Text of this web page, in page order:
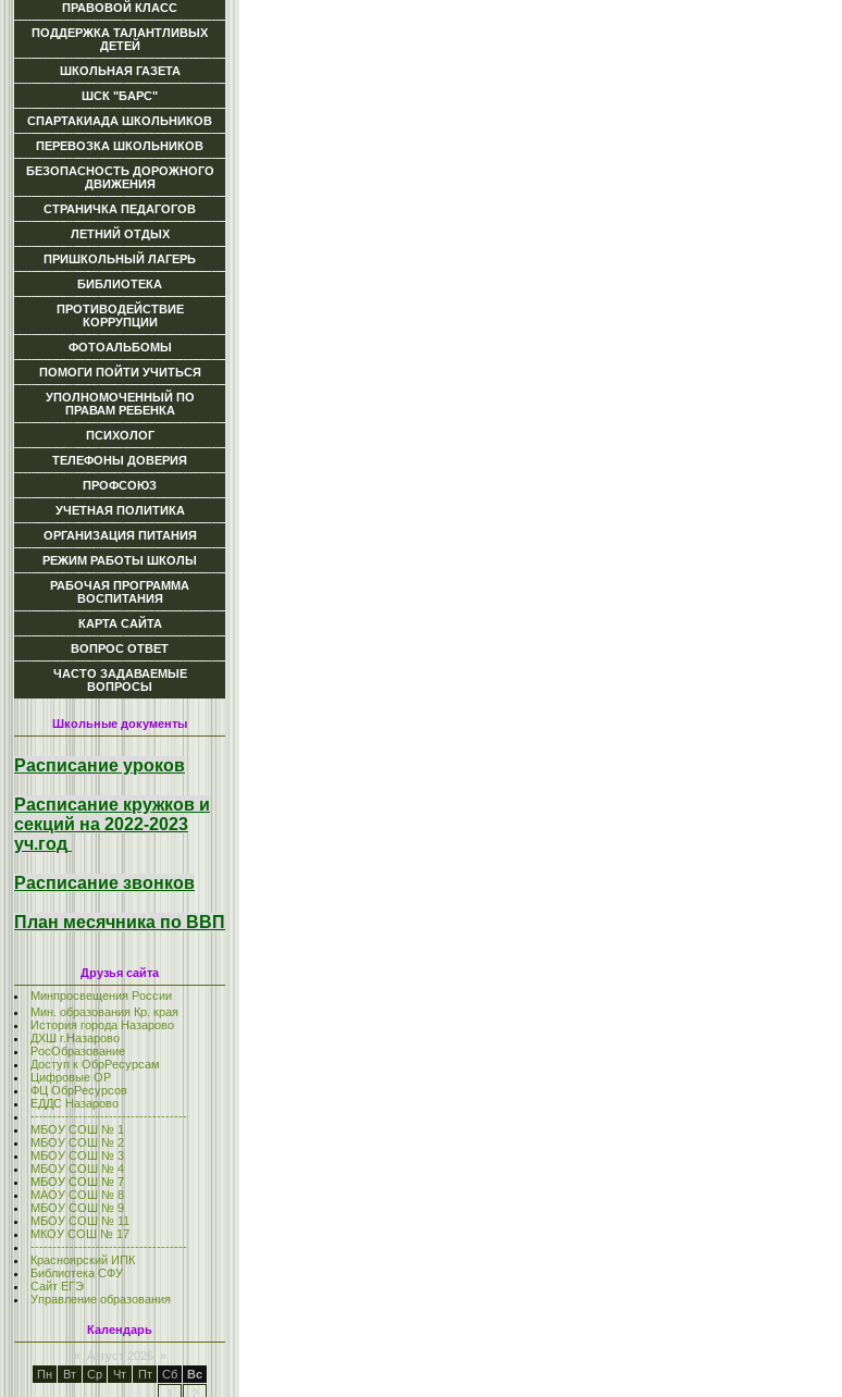
ПРАВОВОЙ КЛАСС
ПОДДЕРЖКА ТАЛАНТЛИВЫХ
ДЕТЕЙ
ШКОЛЬНАЯ ГАЗЕТА
ШСК "БАРС"
СПАРТАКИАДА ШКОЛЬНИКОВ
ПЕРЕВОЗКА ШКОЛЬНИКОВ
БЕЗОПАСНОСТЬ ДОРОЖНОГО
ДВИЖЕНИЯ
СТРАНИЧКА ПЕДАГОГОВ
ЛЕТНИЙ ОТДЫХ
ПРИШКОЛЬНЫЙ ЛАГЕРЬ
БИБЛИОТЕКА
ПРОТИВОДЕЙСТВИЕ
КОРРУПЦИИ
ФОТОАЛЬБОМЫ
ПОМОГИ ПОЙТИ УЧИТЬСЯ
УПОЛНОМОЧЕННЫЙ ПО
ПРАВАМ РЕБЕНКА
ПСИХОЛОГ
ТЕЛЕФОНЫ ДОВЕРИЯ
ПРОФСОЮЗ
УЧЕТНАЯ ПОЛИТИКА
ОРГАНИЗАЦИЯ ПИТАНИЯ
РЕЖИМ РАБОТЫ ШКОЛЫ
РАБОЧАЯ ПРОГРАММА
ВОСПИТАНИЯ
КАРТА САЙТА
ВОПРОС ОТВЕТ
ЧАСТО ЗАДАВАЕМЫЕ
ВОПРОСЫ
Школьные документы
Расписание уроков
Расписание кружков и
секций на 2022-2023
уч.год
Расписание звонков
План месячника по ВВП
Друзья сайта
Минпросвещения России
Мин. образования Кр. края
История города Назарово
ДХШ г.Назарово
РосОбразование
Доступ к ОбрРесурсам
Цифровые ОР
ФЦ ОбрРесурсов
ЕДДС Назарово
------------------------------------
МБОУ СОШ № 1
МБОУ СОШ № 2
МБОУ СОШ № 3
МБОУ СОШ № 4
МБОУ СОШ № 7
МАОУ СОШ № 8
МБОУ СОШ № 9
МБОУ СОШ № 11
МКОУ СОШ № 17
------------------------------------
Красноярский ИПК
Библиотека СФУ
Сайт ЕГЭ
Управление образования
Календарь
«
Август 2026
»
Пн
Вт Ср Чт Пт Сб
Вс
1
2